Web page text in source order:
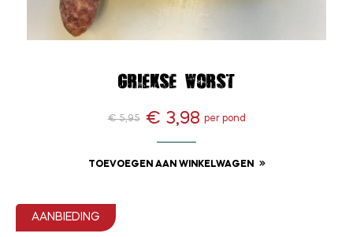
Griekse worst
Normale
prijs
€ 5,95 Prijs
€ 3,98 per pond
TOEVOEGEN AAN WINKELWAGEN
AANBIEDING